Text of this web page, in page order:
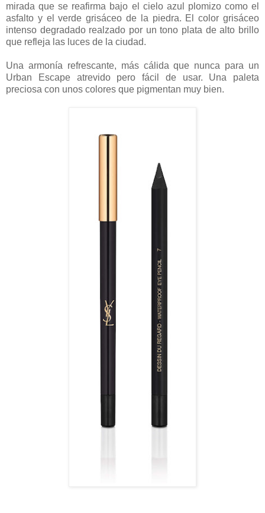
mirada que se reafirma bajo el cielo azul plomizo como el
asfalto y el verde grisáceo de la piedra. El color grisáceo
intenso degradado realzado por un tono plata de alto brillo
que refleja las luces de la ciudad.
Una armonía refrescante, más cálida que nunca para un
Urban Escape atrevido pero fácil de usar. Una paleta
preciosa con unos colores que pigmentan muy bien.